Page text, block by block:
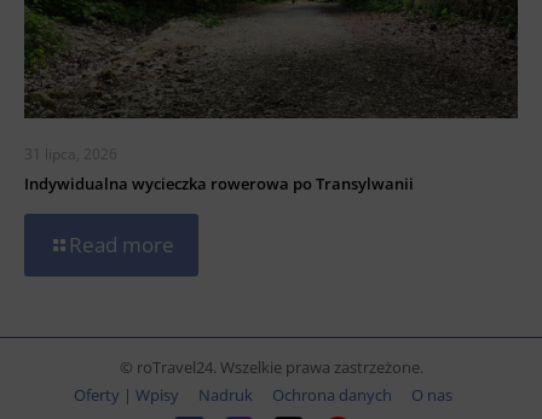
31 lipca, 2026
Indywidualna wycieczka rowerowa po Transylwanii
Read more
© roTravel24. Wszelkie prawa zastrzeżone.
Oferty | Wpisy
Nadruk Ochrona danych O nas